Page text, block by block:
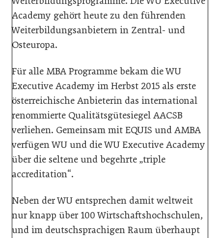
Academy gehört heute zu den führenden
Weiterbildungsanbietern in Zentral- und
Osteuropa.
Für alle MBA Programme bekam die WU
Executive Academy im Herbst 2015 als erste
österreichische Anbieterin das international
renommierte Qualitätsgütesiegel AACSB
verliehen. Gemeinsam mit EQUIS und AMBA
verfügen WU und die WU Executive Academy
über die seltene und begehrte „triple
accreditation“.
Neben der WU entsprechen damit weltweit
nur knapp über 100 Wirtschaftshochschulen,
und im deutschsprachigen Raum überhaupt